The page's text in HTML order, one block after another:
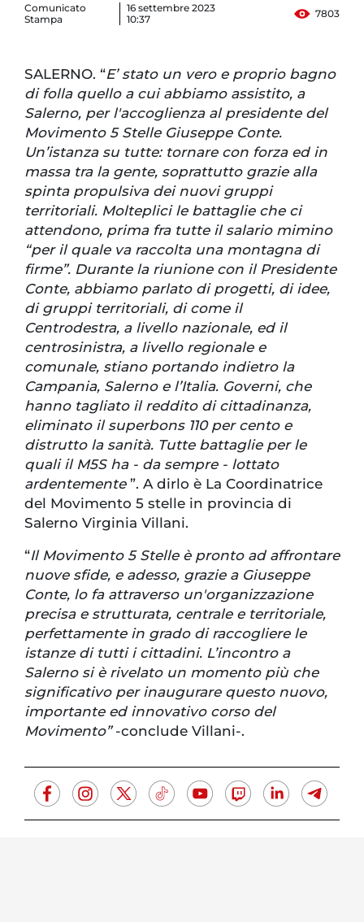
Comunicato
Stampa
16 settembre 2023
10:37
7803
SALERNO. “E’ stato un vero e proprio bagno
di folla quello a cui abbiamo assistito, a
Salerno, per l'accoglienza al presidente del
Movimento 5 Stelle Giuseppe Conte.
Un’istanza su tutte: tornare con forza ed in
massa tra la gente, soprattutto grazie alla
spinta propulsiva dei nuovi gruppi
territoriali. Molteplici le battaglie che ci
attendono, prima fra tutte il salario mimino
“per il quale va raccolta una montagna di
firme”. Durante la riunione con il Presidente
Conte, abbiamo parlato di progetti, di idee,
di gruppi territoriali, di come il
Centrodestra, a livello nazionale, ed il
centrosinistra, a livello regionale e
comunale, stiano portando indietro la
Campania, Salerno e l’Italia. Governi, che
hanno tagliato il reddito di cittadinanza,
eliminato il superbons 110 per cento e
distrutto la sanità. Tutte battaglie per le
quali il M5S ha - da sempre - lottato
ardentemente ”. A dirlo è La Coordinatrice
del Movimento 5 stelle in provincia di
Salerno Virginia Villani.
“Il Movimento 5 Stelle è pronto ad affrontare
nuove sfide, e adesso, grazie a Giuseppe
Conte, lo fa attraverso un'organizzazione
precisa e strutturata, centrale e territoriale,
perfettamente in grado di raccogliere le
istanze di tutti i cittadini. L’incontro a
Salerno si è rivelato un momento più che
significativo per inaugurare questo nuovo,
importante ed innovativo corso del
Movimento”-conclude Villani-.